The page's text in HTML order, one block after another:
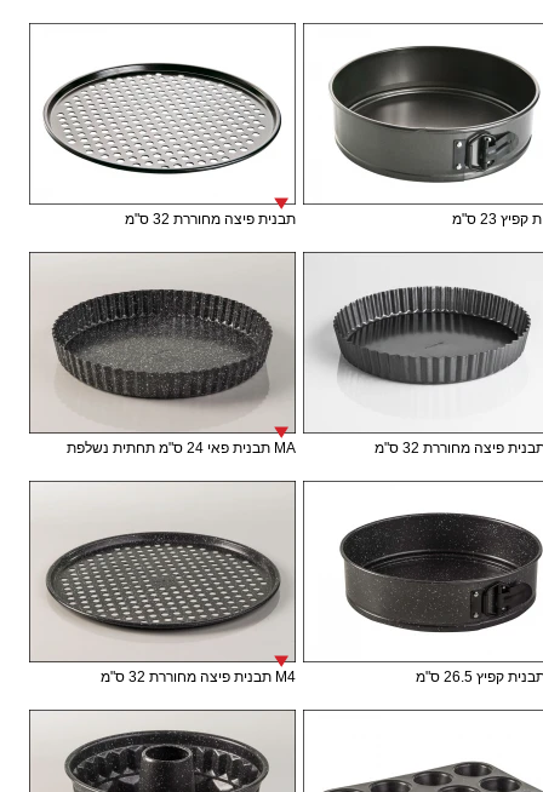
23 ס"מ תבנית פיצה מחוררת 32 ס"מ
MA תבנית פאי 24 ס"מ תחתית נשלפת
M4 תבנית פיצה מחוררת 32 ס"מ